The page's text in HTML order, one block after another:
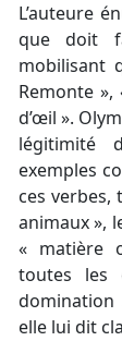
L’auteure
que doit
mobilisant
Remonte
d’œil ».
légitimité
exemples
ces verbes,
animaux »,
« matière
toutes les
domination
elle lui dit